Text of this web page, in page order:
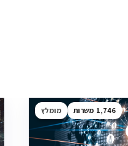
1,746 מומלץ